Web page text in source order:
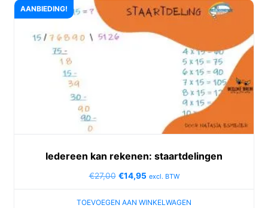
AANBIEDING!
Iedereen kan rekenen: staartdelingen
€27,00 €14,95 excl. BTW
TOEVOEGEN AAN WINKELWAGEN